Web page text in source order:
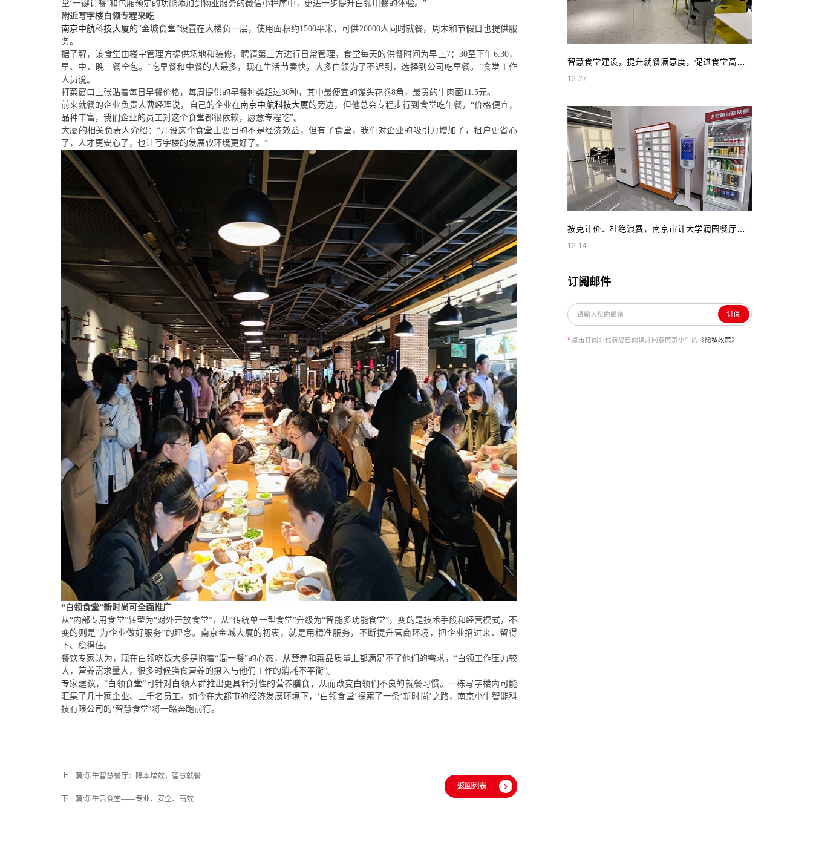
堂‘一键订餐’和包厢预定的功能添加到物业服务的微信小程序中，更进一步提升白领用餐的体验。”
附近写字楼白领专程来吃
南京中航科技大厦的“金城食堂”设置在大楼负一层，使用面积约1500平米，可供20000人同时就餐，周末和节假日也提供服
务。
据了解，该食堂由楼宇管理方提供场地和装修，聘请第三方进行日常管理，食堂每天的供餐时间为早上7：30至下午6:30，
早、中、晚三餐全包。“吃早餐和中餐的人最多，现在生活节奏快，大多白领为了不迟到，选择到公司吃早餐。”食堂工作
人员说。
打菜窗口上张贴着每日早餐价格，每周提供的早餐种类超过30种，其中最便宜的馒头花卷8角，最贵的牛肉面11.5元。
前来就餐的企业负责人曹经理说，自己的企业在南京中航科技大厦的旁边 ，但他总会专程步行到食堂吃午餐，“价格便宜，
品种丰富，我们企业的员工对这个食堂都很依赖，愿意专程吃”。
大厦的相关负责人介绍：“开设这个食堂主要目的不是经济效益，但有了食堂，我们对企业的吸引力增加了，租户更省心
了，人才更安心了，也让写字楼的发展软环境更好了。 ”
“白领食堂”新时尚可全面推广
从“内部专用食堂”转型为“对外开放食堂”，从“传统单一型食堂”升级为“智能多功能食堂”，变的是技术手段和经营模式，不
变的则是“为企业做好服务”的理念。 南京金城大厦的初衷，就是用精准服务，不断提升营商环境，把企业招进来、留得
下、稳得住。
餐饮专家认为，现在白领吃饭大多是抱着“混一餐”的心态，从营养和菜品质量上都满足不了他们的需求，“白领工作压力较
大，营养需求量大，很多时候膳食营养的摄入与他们工作的消耗不平衡”。
专家建议，“白领食堂”可针对白领人群推出更具针对性的营养膳食，从而改变白领们不良的就餐习惯。一栋写字楼内可能
汇集了几十家企业、上千名员工。如今在大都市的经济发展环境下， ‘白领食堂’探索了一条‘新时尚’之路，南京小牛智能科
技有限公司的‘智慧食堂’将一路奔跑前行。
上一篇:乐牛智慧餐厅：降本增效，智慧就餐
下一篇:乐牛云食堂——专业、安全、高效
返回列表
智慧食堂建设，提升就餐满意度，促进食堂高效管理
12-27
按克计价、杜绝浪费，南京审计大学润园餐厅智慧自助餐
12-14
订阅邮件
订阅
* 点击订阅即代表您已阅读并同意南京小牛的 《隐私政策》